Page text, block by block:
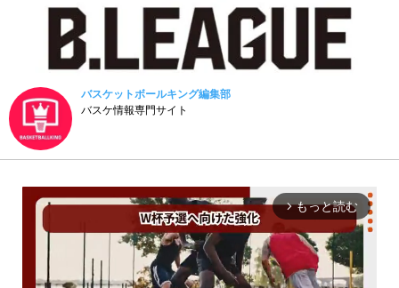
バスケットボールキング編集部
バスケ情報専門サイト
arrow_forward_ios もっと読む